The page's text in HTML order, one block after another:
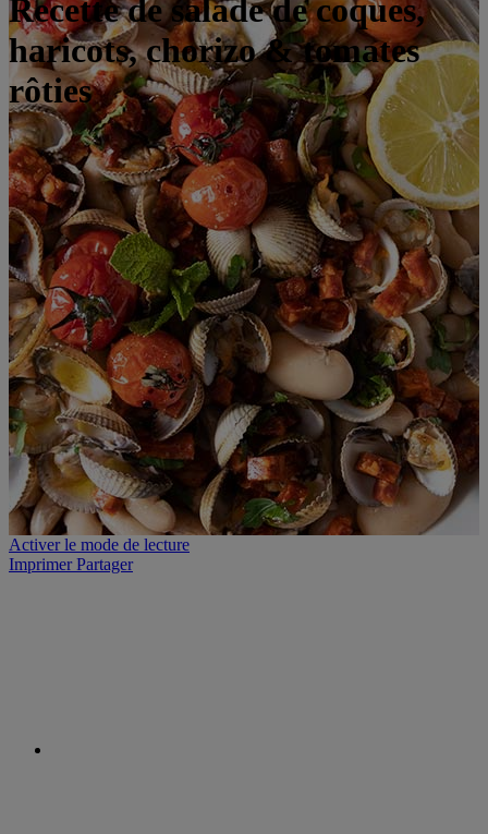
Recette de salade de coques,
haricots, chorizo & tomates
rôties
Activer le mode de lecture
Imprimer Partager